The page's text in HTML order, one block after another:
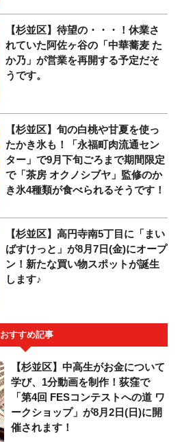
【杉並区】待望の・・・！休業さ
れていた阿佐ヶ谷の「中華蕎麦 た
か乃」が営業を再開する予定だそ
うです。
【杉並区】旬の白桃や甘夏を使っ
たかき氷も！「永福町肉流通セン
ター」で9月下旬ごろまで期間限定
で「茶房 オクノシブヤ」監修のか
き氷4種類が食べられるそうです！
【杉並区】高円寺南5丁目に「まい
ばすけっと」が8月7日(金)にオープ
ン！新たな買い物スポットが誕生
します♪
おすすめ記事
【杉並区】中高生がお金について
学び、1分動画を制作！荻窪で
「第4回 FESコンテストへの道 ワ
ークショップ」が8月2日(日)に開
催されます！